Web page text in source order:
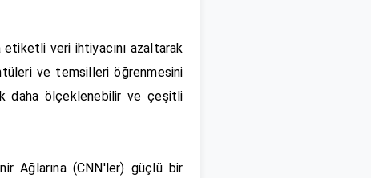
veri ihtiyacını azaltarak
ve temsilleri öğrenmesini
daha ölçeklenebilir ve çeşitli
Ağlarına (CNN'ler) güçlü bir